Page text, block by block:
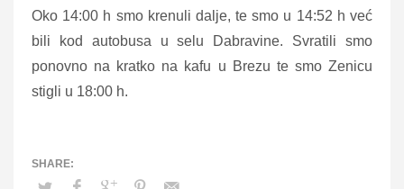
Oko 14:00 h smo krenuli dalje, te smo u 14:52 h već
bili kod autobusa u selu Dabravine. Svratili smo
ponovno na kratko na kafu u Brezu te smo Zenicu
stigli u 18:00 h.